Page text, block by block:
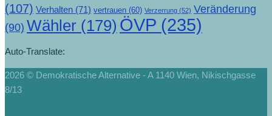
(107) Verhalten (71) vertrauen (60) Verzerrung (52) Veränderung
(90) Wähler (179) ÖVP (235)
Auto-Translate:
2026 © Demokratische Alternative - A 1140 Wien, Nikischgasse
8/13